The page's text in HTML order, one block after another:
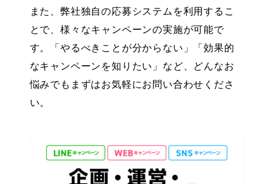
また、弊社独自の応募システムを利用するこ
とで、様々なキャンペーンの実施が可能で
す。「やるべきことが分からない」「効果的
なキャンペーンを知りたい」など、どんなお
悩みでもまずはお気軽にお問い合わせくださ
い。